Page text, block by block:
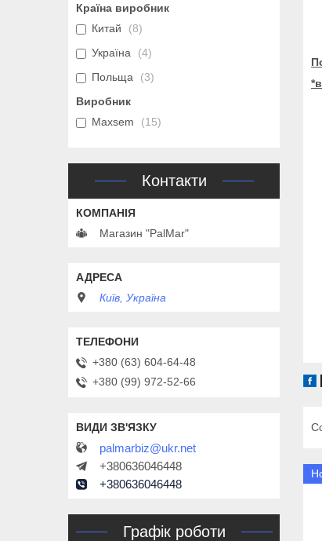
Країна виробник
Китай
8
Україна
4
Польща
3
Виробник
Maxsem
15
Контакти
Магазин "PalMar"
Київ, Україна
+380 (63) 604-64-48
+380 (99) 972-52-66
palmarbiz@ukr.net
+380636046448
+380636046448
Графік роботи